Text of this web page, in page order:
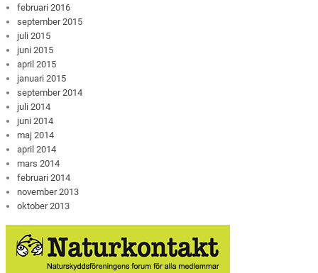
februari 2016
september 2015
juli 2015
juni 2015
april 2015
januari 2015
september 2014
juli 2014
juni 2014
maj 2014
april 2014
mars 2014
februari 2014
november 2013
oktober 2013